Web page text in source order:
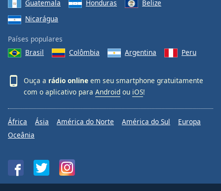
Guatemala
Honduras
Belize
Nicarágua
Países populares
Brasil
Colômbia Argentina Peru
Ouça a rádio online em seu smartphone gratuitamente
com o aplicativo para Android ou iOS!
África Ásia América do Norte América do Sul
Europa
Oceânia